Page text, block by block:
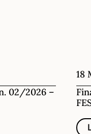
02/2026 –
18